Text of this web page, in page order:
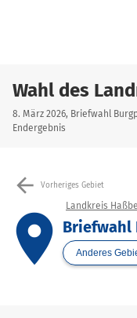
Wahl des
8. März 2026, Briefwahl
Endergebnis
arrow_back Vorheriges Gebiet
place
Landkreis
Briefwahl
Anderes